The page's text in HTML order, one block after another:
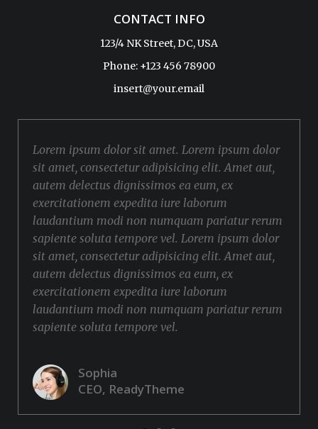
CONTACT INFO
123/4 NK Street, DC, USA
Phone: +123 456 78900
insert@your.email
Lorem ipsum dolor sit amet. Lorem ipsum dolor
sit amet, consectetur adipisicing elit. Amet aut,
autem delectus dignissimos ea eum, ex
exercitationem expedita iure laborum
laudantium modi non numquam pariatur rerum
sapiente soluta tempore vel. Lorem ipsum dolor
sit amet, consectetur adipisicing elit. Amet aut,
autem delectus dignissimos ea eum, ex
exercitationem expedita iure laborum
laudantium modi non numquam pariatur rerum
sapiente soluta tempore vel.
Sophia
CEO, ReadyTheme